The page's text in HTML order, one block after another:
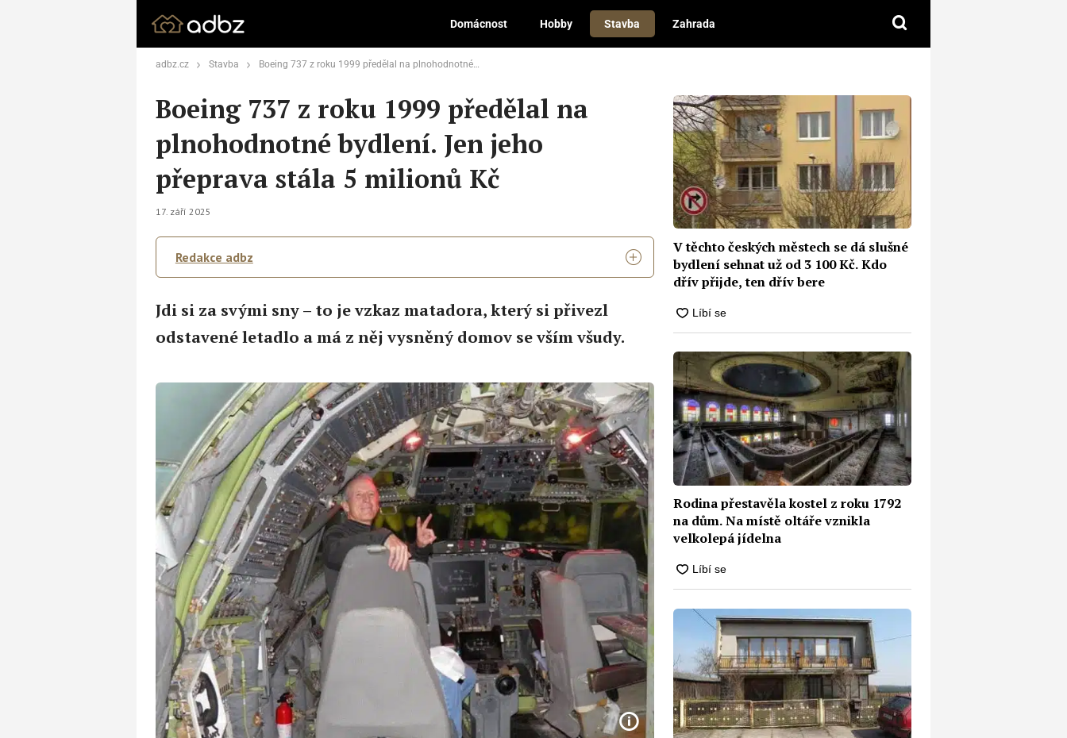
Domácnost Hobby Stavba Zahrada
adbz.cz Stavba Boeing 737 z roku 1999 předělal na plnohodnotné bydlení. Jen jeho přeprava stála 5 milionů Kč
Boeing 737 z roku 1999 předělal na
plnohodnotné bydlení. Jen jeho
přeprava stála 5 milionů Kč
17. září 2025
Redakce adbz
Jdi si za svými sny – to je vzkaz matadora, který si přivezl
odstavené letadlo a má z něj vysněný domov se vším všudy.
V těchto českých městech se dá slušné
bydlení sehnat už od 3 100 Kč. Kdo
dřív přijde, ten dřív bere
Rodina přestavěla kostel z roku 1792
na dům. Na místě oltáře vznikla
velkolepá jídelna